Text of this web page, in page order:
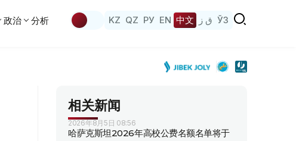
政治 分析 KZ QZ РУ EN 中文 ق ز ЎЗ
相关新闻
2026年8月5日 08:56
哈萨克斯坦2026年高校公费名额名单将于